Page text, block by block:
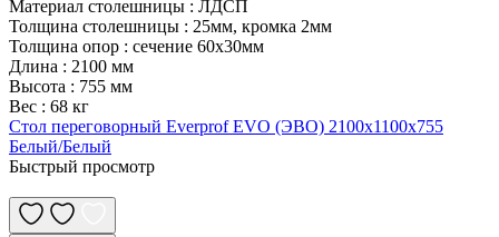
Материал столешницы : ЛДСП
Толщина столешницы : 25мм, кромка 2мм
Толщина опор : сечение 60х30мм
Длина : 2100 мм
Высота : 755 мм
Вес : 68 кг
Стол переговорный Everprof EVO (ЭВО) 2100х1100x755
Белый/Белый
Быстрый просмотр